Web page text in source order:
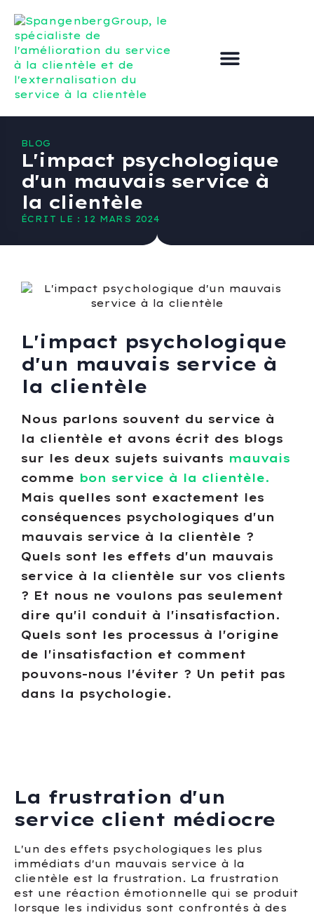
BLOG
L'impact psychologique
d'un mauvais service à
la clientèle
ÉCRIT LE : 12 MARS 2024
L'impact psychologique
d'un mauvais service à
la clientèle
Nous parlons souvent du service à
la clientèle et avons écrit des blogs
sur les deux sujets suivants mauvais
comme bon service à la clientèle.
Mais quelles sont exactement les
conséquences psychologiques d'un
mauvais service à la clientèle ?
Quels sont les effets d'un mauvais
service à la clientèle sur vos clients
? Et nous ne voulons pas seulement
dire qu'il conduit à l'insatisfaction.
Quels sont les processus à l'origine
de l'insatisfaction et comment
pouvons-nous l'éviter ? Un petit pas
dans la psychologie.
La frustration d'un
service client médiocre
L'un des effets psychologiques les plus
immédiats d'un mauvais service à la
clientèle est la frustration. La frustration
est une réaction émotionnelle qui se produit
lorsque les individus sont confrontés à des